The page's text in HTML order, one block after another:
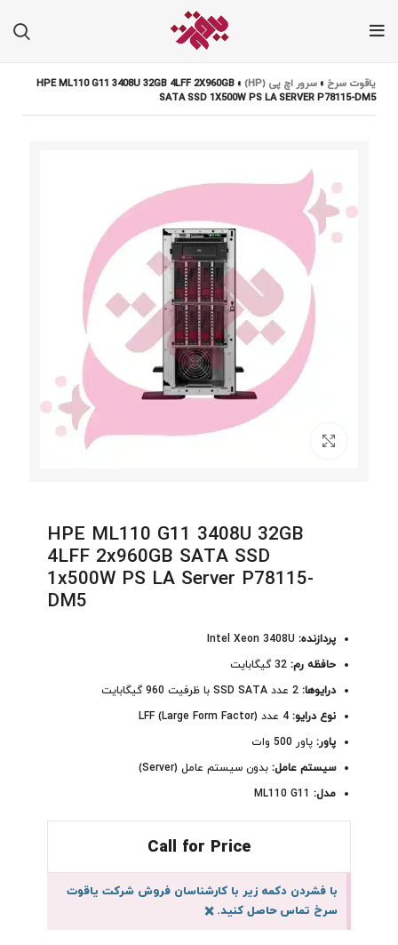
یاقوت سرخ »سرور اچ پی (HP) »
HPE ML110 G11 3408U 32GB 4LFF 2X960GB
SATA SSD 1X500W PS LA SERVER P78115-DM5
برای بزرگنمایی کلیک کنید
HPE ML110 G11 3408U 32GB
4LFF 2x960GB SATA SSD
1x500W PS LA Server P78115-
DM5
پردازنده:
حافظه رم:
درایوها:
نوع درایو:
پاور: پاور 500 وات
سیستم عامل: بدون سیستم عامل (Server)
مدل:
Call for Price
با فشردن دکمه زیر با کارشناسان فروش شرکت یاقوت
سرخ تماس حاصل کنید.×